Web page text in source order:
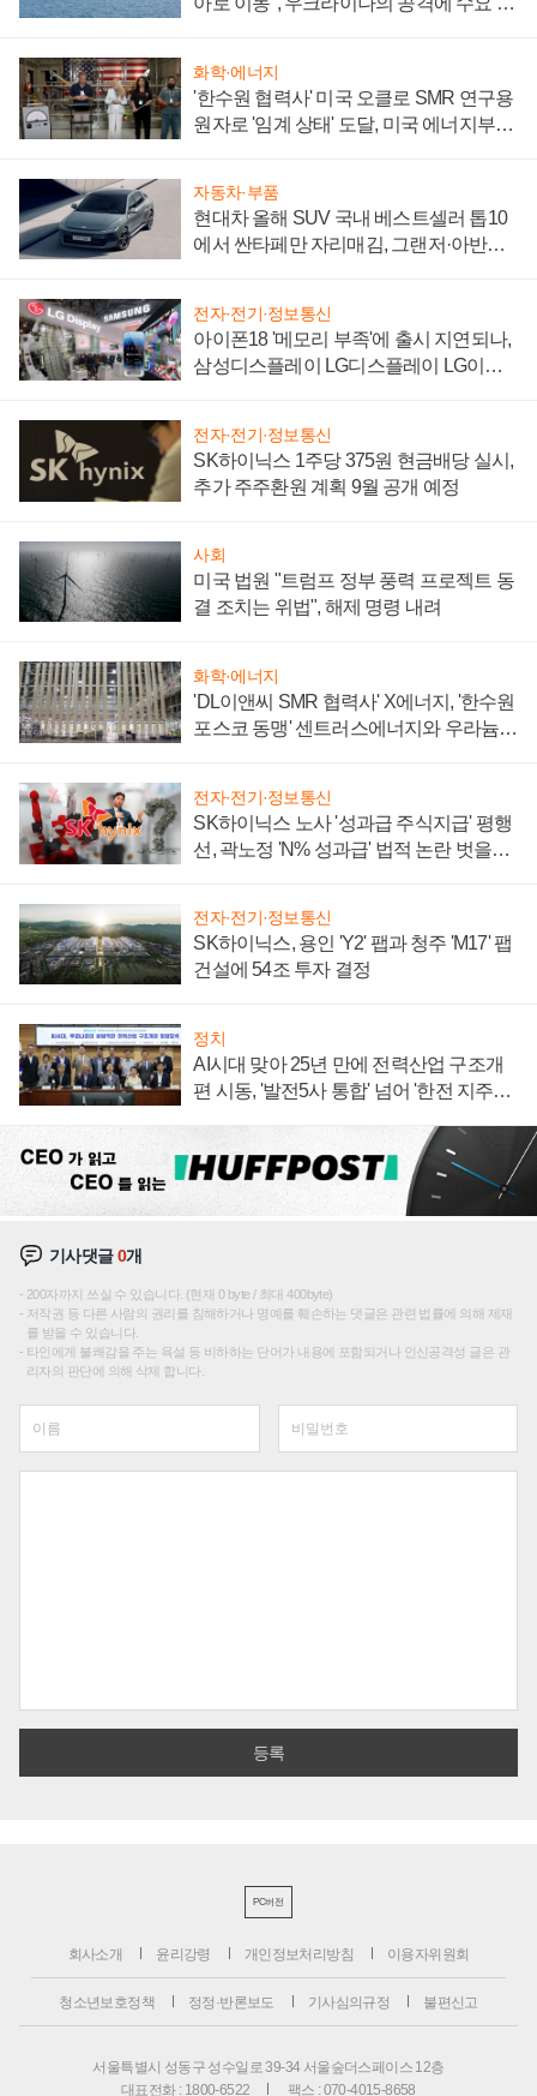
화학·에너지
'한수원 협력사' 미국 오클로 SMR 연구용
원자로 '임계 상태' 도달, 미국 에너지부
자동차·부품
현대차 올해 SUV 국내 베스트셀러 톱10
에서 싼타페만 자리매김, 그랜저·아반떼
전자·전기·정보통신
아이폰18 '메모리 부족'에 출시 지연되나,
삼성디스플레이 LG디스플레이 LG이노
전자·전기·정보통신
SK하이닉스 1주당 375원 현금배당 실시,
추가 주주환원 계획 9월 공개 예정
사회
미국 법원 "트럼프 정부 풍력 프로젝트 동
결 조치는 위법", 해제 명령 내려
화학·에너지
'DL이앤씨 SMR 협력사' X에너지, '한수원
포스코 동맹' 센트러스에너지와 우라늄
전자·전기·정보통신
SK하이닉스 노사 '성과급 주식지급' 평행
선, 곽노정 'N% 성과급' 법적 논란 벗을지
전자·전기·정보통신
SK하이닉스, 용인 'Y2' 팹과 청주 'M17' 팹
건설에 54조 투자 결정
정치
AI시대 맞아 25년 만에 전력산업 구조개
편 시동, '발전5사 통합' 넘어 '한전 지주사'
기사댓글0개
200자까지 쓰실 수 있습니다. (현재 0 byte / 최대 400byte)
저작권 등 다른 사람의 권리를 침해하거나 명예를 훼손하는 댓글은 관련 법률에 의해 제재
를 받을 수 있습니다.
타인에게 불쾌감을 주는 욕설 등 비하하는 단어가 내용에 포함되거나 인신공격성 글은 관
리자의 판단에 의해 삭제 합니다.
PC버전
회사소개 윤리강령 개인정보처리방침 이용자위원회
청소년보호정책 정정·반론보도 기사심의규정 불편신고
서울특별시 성동구 성수일로 39-34 서울숲더스페이스 12층
대표전화 : 1800-6522
팩스 : 070-4015-8658